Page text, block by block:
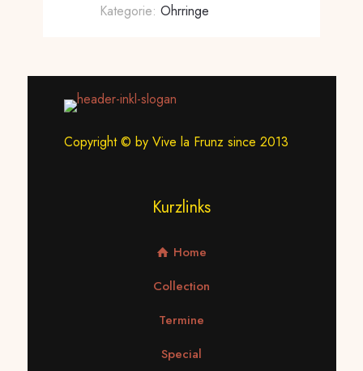
Kategorie: Ohrringe
Copyright © by Vive la Frunz since 2013
Kurzlinks
Home
Collection
Termine
Special